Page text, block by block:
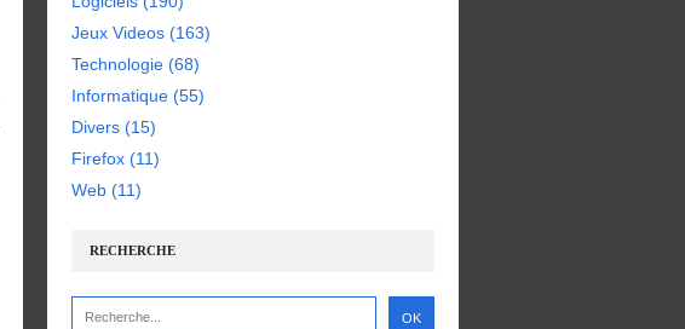
RECHERCHE
Jeux Videos (163)
Technologie (68)
Informatique (55)
Divers (15)
Firefox (11)
Web (11)